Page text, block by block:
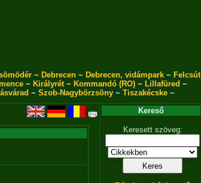
~ Debrecen~ Debrecen, vidámpark~ Felcsút
~ Királyrét~ Kommandó (RO) ~ Lillafüred ~
~ Szob-Nagybörzsöny~ Tiszakécske~
Kereső
Keresett szöveg: